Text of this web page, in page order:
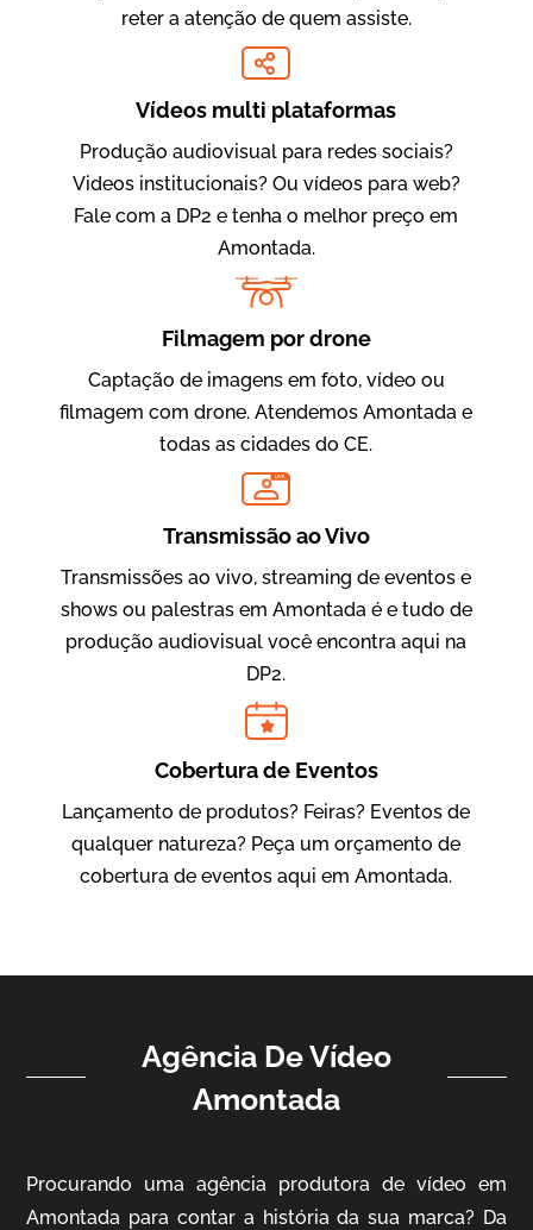
Amigo Edu
Evolucional
Vídeos para Treinamentos
IBCC
Vídeo Institucional
Vídeo Institucional
reter a atenção de quem assiste.
Vídeos multi plataformas
Produção audiovisual para redes sociais?
Videos institucionais? Ou vídeos para web?
Fale com a DP2 e tenha o melhor preço em
Amontada.
Filmagem por drone
Captação de imagens em foto, vídeo ou
filmagem com drone. Atendemos Amontada e
todas as cidades do CE.
LIVE
Transmissão ao Vivo
Transmissões ao vivo, streaming de eventos e
shows ou palestras em Amontada é e tudo de
produção audiovisual você encontra aqui na
DP2.
Cobertura de Eventos
Lançamento de produtos? Feiras? Eventos de
qualquer natureza? Peça um orçamento de
cobertura de eventos aqui em Amontada.
Agência De Vídeo
Amontada
Procurando uma agência produtora de vídeo em
Amontada para contar a história da sua marca? Da